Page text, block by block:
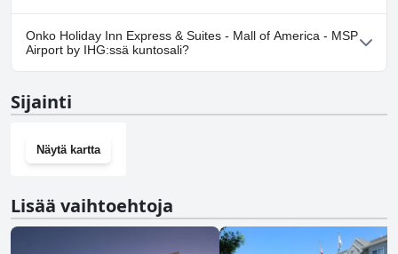
Kyllä, Holiday Inn Express & Suites - Mall of America - MSP Airport
by IHG tarjoaa pysäköintimahdollisuuden.
Onko Holiday Inn Express & Suites - Mall of America - MSP
Airport by IHG:ssä kuntosali?
by IHG on kuntosali.
Sijainti
Näytä kartta
Lisää vaihtoehtoja